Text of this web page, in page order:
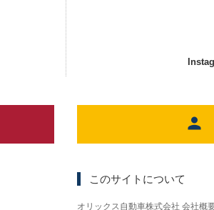
このサイトについて
オリックス自動車株式会社 会社概